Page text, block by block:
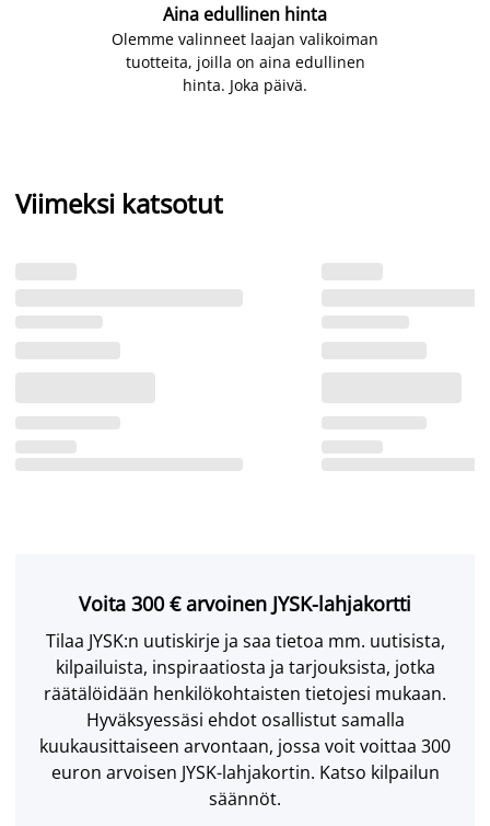
Aina edullinen hinta
Olemme valinneet laajan valikoiman
tuotteita, joilla on aina edullinen
hinta. Joka päivä.
Viimeksi katsotut
Voita 300 € arvoinen JYSK-lahjakortti
Tilaa JYSK:n uutiskirje ja saa tietoa mm. uutisista,
kilpailuista, inspiraatiosta ja tarjouksista, jotka
räätälöidään henkilökohtaisten tietojesi mukaan.
Hyväksyessäsi ehdot osallistut samalla
kuukausittaiseen arvontaan, jossa voit voittaa 300
euron arvoisen JYSK-lahjakortin. Katso kilpailun
säännöt.